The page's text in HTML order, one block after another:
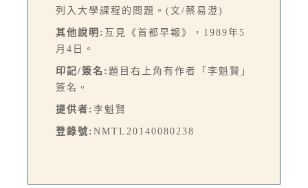
列入大學課程的問題。(文/蔡易澄)
其他說明: 互見《首都早報》，1989年5
月4日。
印記/簽名: 題目右上角有作者「李魁賢」
簽名。
提供者: 李魁賢
登錄號: NMTL20140080238